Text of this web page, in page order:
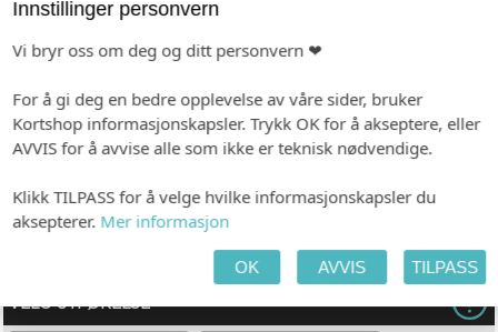
Gold Dust (kvadratisk)
VELG UTFØRELSE
Innstillinger personvern
Vi bryr oss om deg og ditt personvern ❤
For å gi deg en bedre opplevelse av våre sider, bruker
Kortshop informasjonskapsler. Trykk OK for å akseptere, eller
AVVIS for å avvise alle som ikke er teknisk nødvendige.
Klikk TILPASS for å velge hvilke informasjonskapsler du
aksepterer. Mer informasjon
OK AVVIS TILPASS